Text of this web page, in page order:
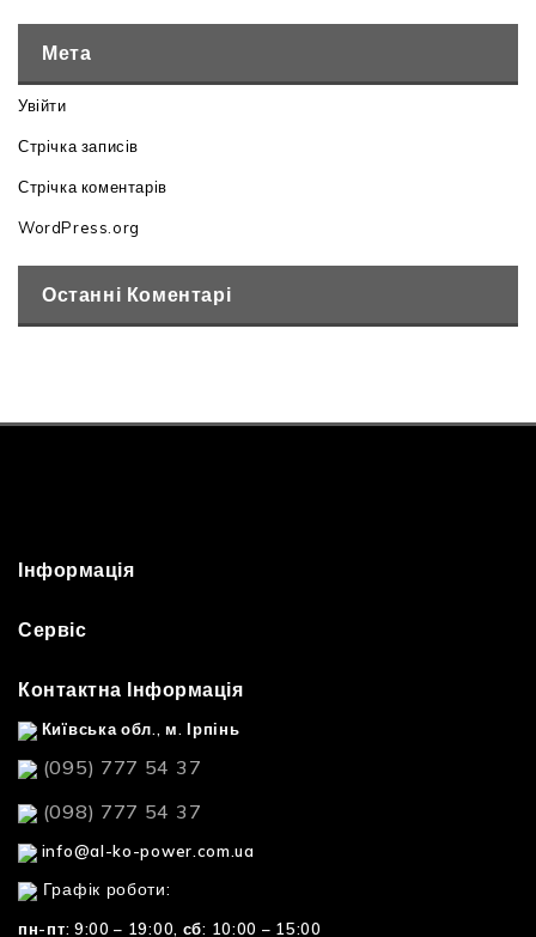
Мета
Увійти
Стрічка записів
Стрічка коментарів
WordPress.org
Останні Коментарі
Інформація
Сервіс
Контактна Інформація
Київська обл., м. Ірпінь
(095) 777 54 37
(098) 777 54 37
info@al-ko-power.com.ua
Графік роботи:
пн-пт: 9:00 – 19:00, сб: 10:00 – 15:00